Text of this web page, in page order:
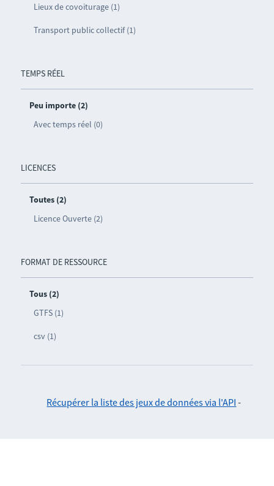
Lieux de covoiturage (1)
Transport public collectif (1)
TEMPS RÉEL
Peu importe (2)
Avec temps réel (0)
LICENCES
Toutes (2)
Licence Ouverte (2)
FORMAT DE RESSOURCE
Tous (2)
GTFS (1)
csv (1)
Récupérer la liste des jeux de données via l'API -